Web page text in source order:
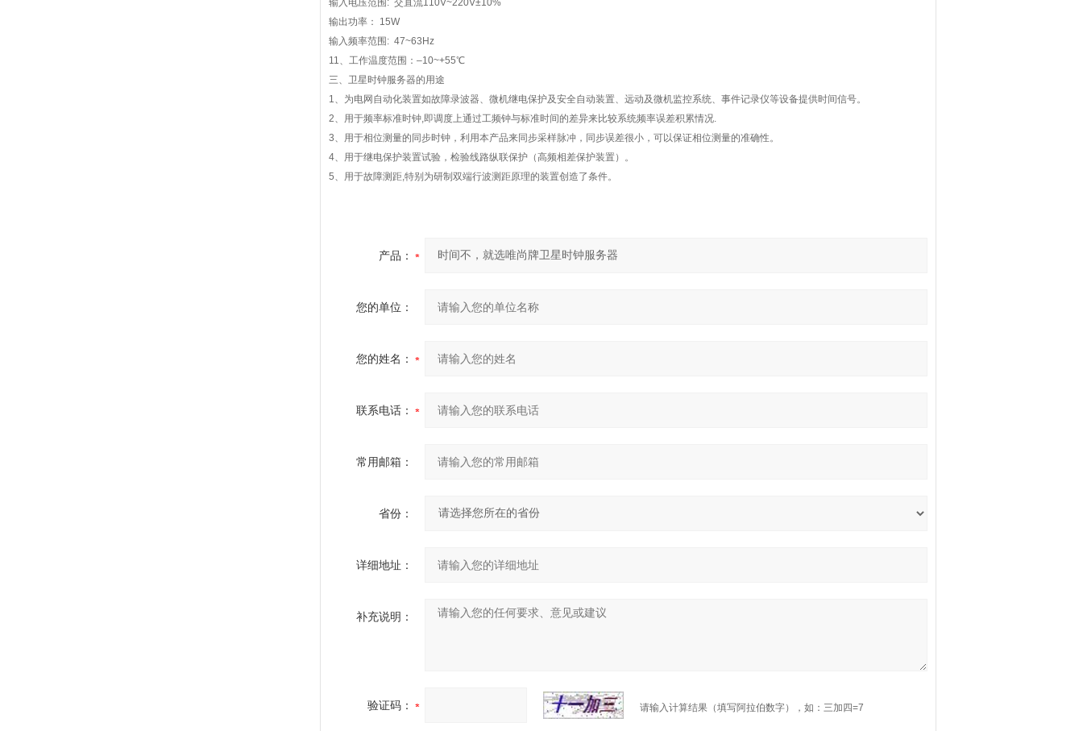
输入电压范围: 交直流110V~220V±10%
输出功率： 15W
输入频率范围: 47~63Hz
11、工作温度范围：–10~+55℃
三、卫星时钟服务器的用途
1、为电网自动化装置如故障录波器、微机继电保护及安全自动装置、远动及微机监控系统、事件记录仪等设备提供时间信号。
2、用于频率标准时钟,即调度上通过工频钟与标准时间的差异来比较系统频率误差积累情况.
3、用于相位测量的同步时钟，利用本产品来同步采样脉冲，同步误差很小，可以保证相位测量的准确性。
4、用于继电保护装置试验，检验线路纵联保护（高频相差保护装置）。
5、用于故障测距,特别为研制双端行波测距原理的装置创造了条件。
产品：
您的单位：
您的姓名：
联系电话：
常用邮箱：
省份：
详细地址：
补充说明：
验证码： 请输入计算结果（填写阿拉伯数字），如：三加四=7